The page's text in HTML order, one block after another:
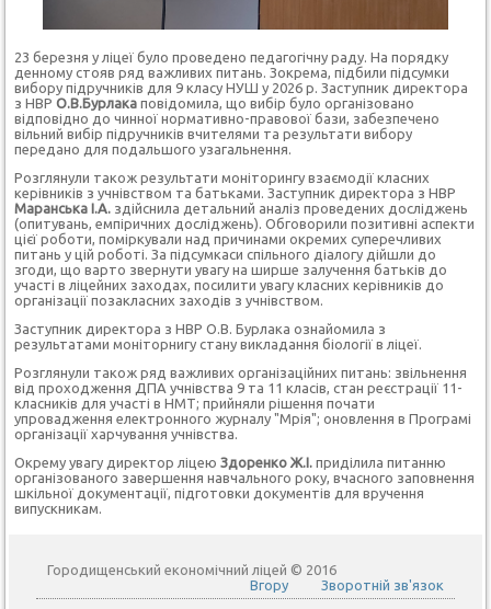
23 березня у ліцеї було проведено педагогічну раду. На порядку
денному стояв ряд важливих питань. Зокрема, підбили підсумки
вибору підручників для 9 класу НУШ у 2026 р. Заступник директора
з НВРО.В.Бурлака повідомила, що вибір було організовано
відповідно до чинної нормативно-правової бази, забезпечено
вільний вибір підручників вчителями та результати вибору
передано для подальшого узагальнення.
Розглянули також результати моніторингу взаємодії класних
керівників з учнівством та батьками. Заступник директора з НВР
Маранська І.А. здійснила детальний аналіз проведених досліджень
(опитувань, емпіричних досліджень). Обговорили позитивні аспекти
цієї роботи, поміркували над причинами окремих суперечливих
питань у цій роботі. За підсумкаси спільного діалогу дійшли до
згоди, що варто звернути увагу на ширше залучення батьків до
участі в ліцейних заходах, посилити увагу класних керівників до
організації позакласних заходів з учнівством.
Заступник директора з НВР О.В. Бурлака ознайомила з
результатами моніторнигу стану викладання біології в ліцеї.
Розглянули також ряд важливих організаційних питань: звільнення
від проходження ДПА учнівства 9 та 11 класів, стан реєстрації 11-
класників для участі в НМТ; прийняли рішення почати
упровадження електронного журналу "Мрія"; оновлення в Програмі
організації харчування учнівства.
Окрему увагу директор ліцеюЗдоренко Ж.І. приділила питанню
організованого завершення навчального року, вчасного заповнення
шкільної документації, підготовки документів для вручення
випускникам.
Городищенський економічний ліцей © 2016
Вгору
Зворотній зв'язок